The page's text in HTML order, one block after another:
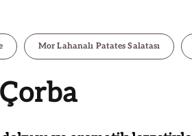
Mor Lahanalı Patates Salatası